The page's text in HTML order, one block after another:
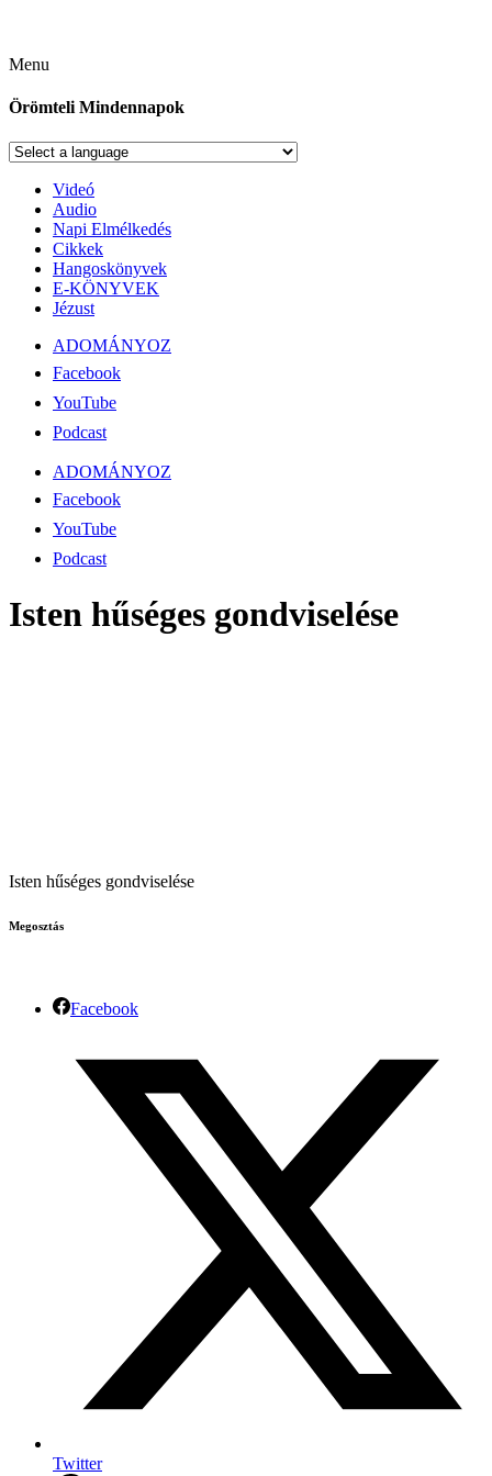
Menu
Örömteli Mindennapok
Videó
Audio
Napi Elmélkedés
Cikkek
Hangoskönyvek
E-KÖNYVEK
Jézust
ADOMÁNYOZ
Facebook
YouTube
Podcast
ADOMÁNYOZ
Facebook
YouTube
Podcast
Isten hűséges gondviselése
Isten hűséges gondviselése
Megosztás
Facebook
Twitter